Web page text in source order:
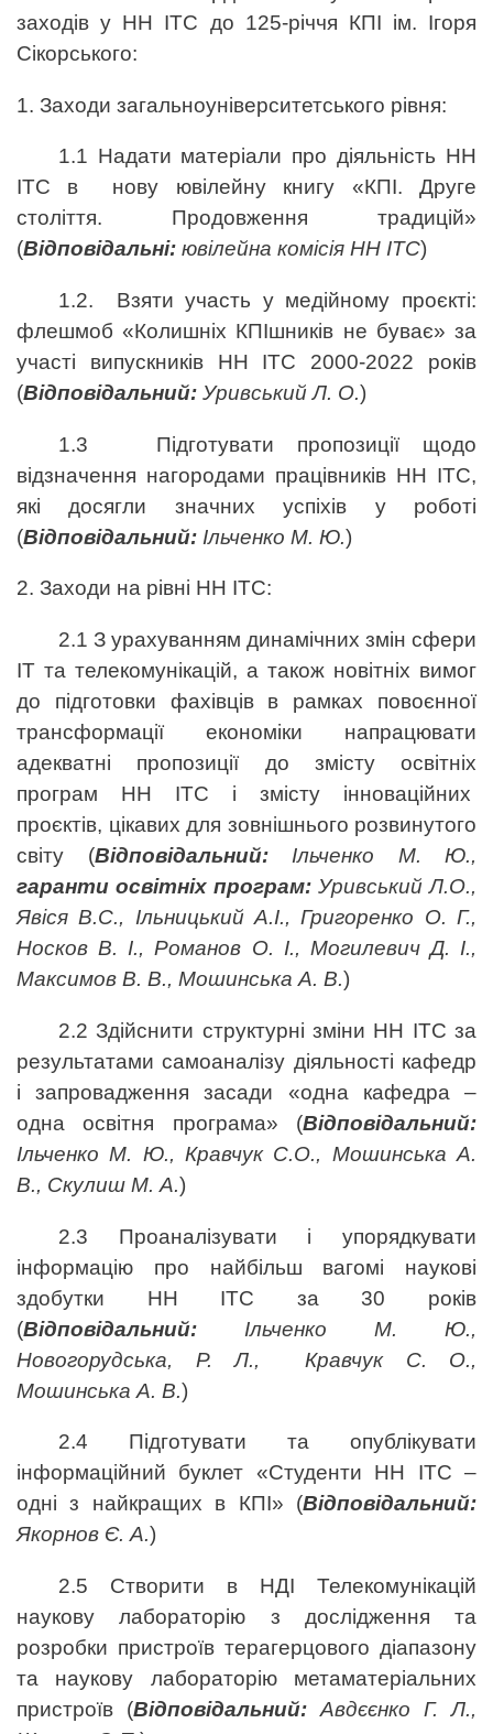
заходів у НН ІТС до 125-річчя КПІ ім. Ігоря
Сікорського:
1. Заходи загальноуніверситетського рівня:
1.1 Надати матеріали про діяльність НН
ІТС в нову ювілейну книгу «КПІ. Друге
століття. Продовження традицій»
(Відповідальні: ювілейна комісія НН ІТС)
1.2. Взяти участь у медійному проєкті:
флешмоб «Колишніх КПІшників не буває» за
участі випускників НН ІТС 2000-2022 років
(Відповідальний: Уривський Л. О.)
1.3 Підготувати пропозиції щодо
відзначення нагородами працівників НН ІТС,
які досягли значних успіхів у роботі
(Відповідальний: Ільченко М. Ю.)
2. Заходи на рівні НН ІТС:
2.1 З урахуванням динамічних змін сфери
ІТ та телекомунікацій, а також новітніх вимог
до підготовки фахівців в рамках повоєнної
трансформації економіки напрацювати
адекватні пропозиції до змісту освітніх
програм НН ІТС і змісту інноваційних
проєктів, цікавих для зовнішнього розвинутого
світу (Відповідальний:
Ільченко М. Ю.,
гаранти освітніх програм: Уривський Л.О.,
Явіся В.С., Ільницький А.І., Григоренко О. Г.,
Носков В. І., Романов О. І., Могилевич Д. І.,
Максимов В. В., Мошинська А. В.)
2.2 Здійснити структурні зміни НН ІТС за
результатами самоаналізу діяльності кафедр
і запровадження засади «одна кафедра –
одна освітня програма» (Відповідальний:
Ільченко М. Ю., Кравчук С.О., Мошинська А.
В., Скулиш М. А.)
2.3 Проаналізувати і упорядкувати
інформацію про найбільш вагомі наукові
здобутки НН ІТС за 30 років
(Відповідальний:
Ільченко М. Ю.,
Новогорудська, Р. Л., Кравчук С. О.,
Мошинська А. В.)
2.4 Підготувати та опублікувати
інформаційний буклет «Студенти НН ІТС –
одні з найкращих в КПІ» (Відповідальний:
Якорнов Є. А.)
2.5 Створити в НДІ Телекомунікацій
наукову лабораторію з дослідження та
розробки пристроїв терагерцового діапазону
та наукову лабораторію метаматеріальних
пристроїв (Відповідальний: Авдєєнко Г. Л.,